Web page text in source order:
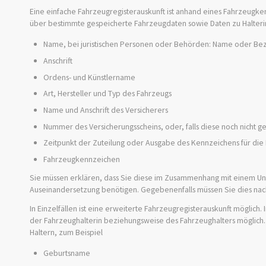
Eine einfache Fahrzeugregisterauskunft ist anhand eines
über bestimmte gespeicherte Fahrzeugdaten sowie Daten zu
Name, bei juristischen Personen oder Behörden: Name oder
Anschrift
Ordens- und Künstlername
Art, Hersteller und Typ des Fahrzeugs
Name und Anschrift des Versicherers
Nummer des Versicherungsscheins, oder, falls diese noch nicht
Zeitpunkt der Zuteilung oder Ausgabe des Kennzeichens für
Fahrzeugkennzeichen
Sie müssen erklären, dass Sie diese im Zusammenhang mit einem
Auseinandersetzung benötigen. Gegebenenfalls müssen Sie dies
In Einzelfällen ist eine erweiterte Fahrzeugregisterauskunft
der Fahrzeughalterin beziehungsweise des Fahrzeughalters
Haltern, zum Beispiel
Geburtsname